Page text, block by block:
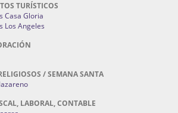
TURÍSTICOS
Casa Gloria
Los Angeles
/ SEMANA SANTA
LABORAL, CONTABLE